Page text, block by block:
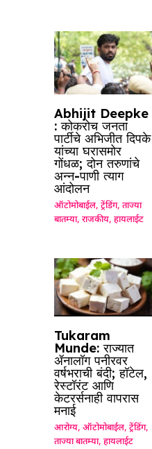
Abhijit Deepke
: कोकरोच जनता
पार्टीचे अभिजीत दिपके
यांच्या घरासमोर
गोंधळ; दोन तरुणांचे
अन्न-पाणी त्याग
आंदोलन
ऑटोमोबाईल,ट्रेंडिंग,ताज्या
बातम्या,राजकीय,हायलाईट
Tukaram
Munde: राज्यात
ॲनालॉग पनीरवर
वर्षभराची बंदी; हॉटेल,
रेस्टॉरंट आणि
केटरर्सनाही वापरास
मनाई
आरोग्य,ऑटोमोबाईल,ट्रेंडिंग,
ताज्या बातम्या,हायलाईट